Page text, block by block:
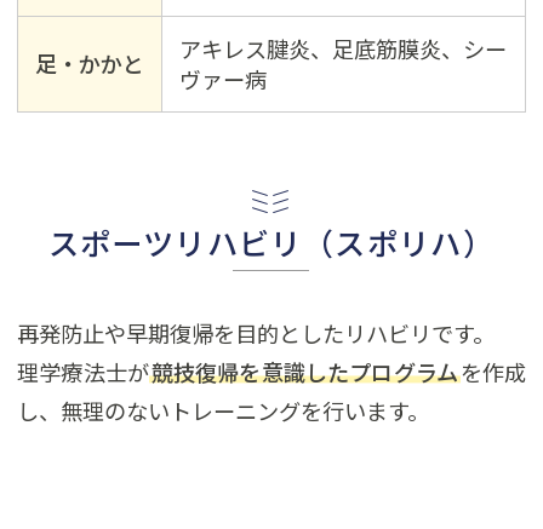
足・かかと
アキレス腱炎、足底筋膜炎、シー
ヴァー病
スポーツリハビリ（スポリハ）
再発防止や早期復帰を目的としたリハビリです。
理学療法士が競技復帰を意識したプログラムを作成
し、無理のないトレーニングを行います。